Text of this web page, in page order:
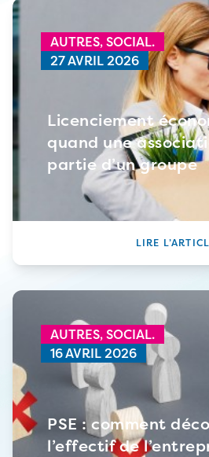
AUTRES,SOCIAL.
27 AVRIL 2026
Licenciement
quand une
partie d’un groupe
LIRE
AUTRES,SOCIAL.
16 AVRIL 2026
PSE : comment
l’effectif de